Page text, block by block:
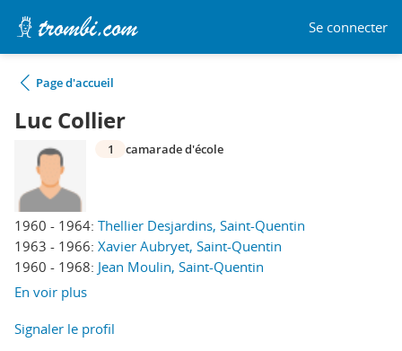
Se connecter
Page d'accueil
Luc Collier
1960 - 1964: Thellier Desjardins, Saint-Quentin
1963 - 1966: Xavier Aubryet, Saint-Quentin
1960 - 1968: Jean Moulin, Saint-Quentin
En voir plus
1 camarade d'école
Signaler le profil